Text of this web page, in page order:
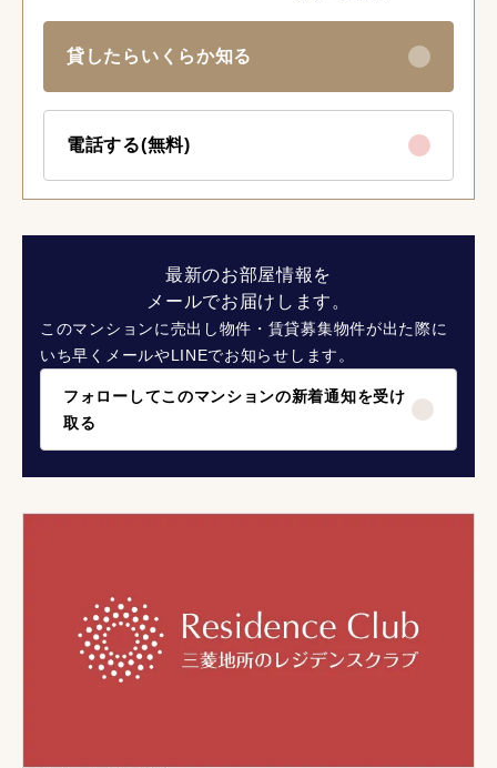
貸したらいくらか知る
電話する(無料)
最新のお部屋情報を
メールでお届けします。
このマンションに売出し物件・賃貸募集物件が出た際に
いち早くメールやLINEでお知らせします。
フォローしてこのマンションの新着通知を受け
取る